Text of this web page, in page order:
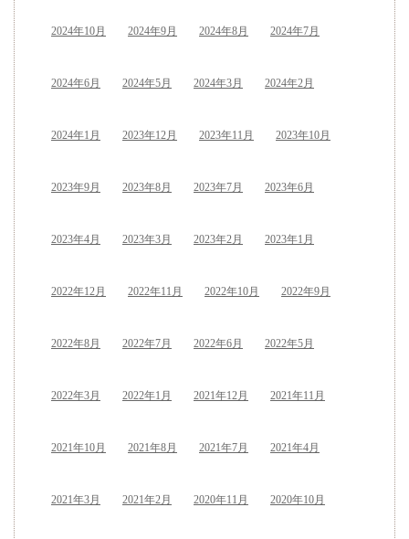
2024年10月 2024年9月 2024年8月 2024年7月
2024年6月 2024年5月 2024年3月 2024年2月
2024年1月 2023年12月 2023年11月 2023年10月
2023年9月 2023年8月 2023年7月 2023年6月
2023年4月 2023年3月 2023年2月 2023年1月
2022年12月 2022年11月 2022年10月 2022年9月
2022年8月 2022年7月 2022年6月 2022年5月
2022年3月 2022年1月 2021年12月 2021年11月
2021年10月 2021年8月 2021年7月 2021年4月
2021年3月 2021年2月 2020年11月 2020年10月